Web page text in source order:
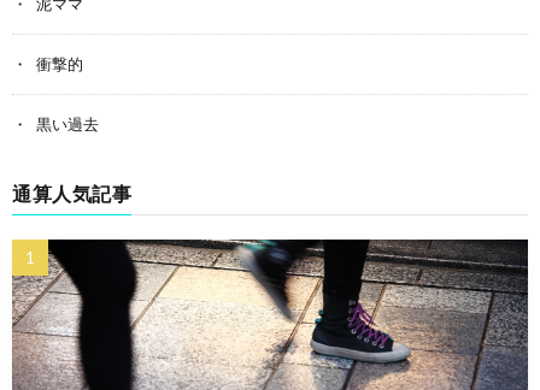
衝撃的
黒い過去
通算人気記事